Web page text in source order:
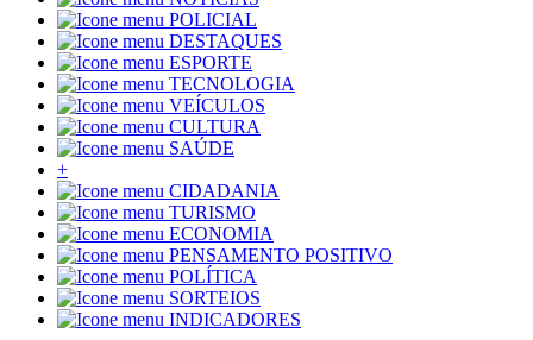
POLICIAL
DESTAQUES
ESPORTE
TECNOLOGIA
VEÍCULOS
CULTURA
SAÚDE
+
CIDADANIA
TURISMO
ECONOMIA
PENSAMENTO POSITIVO
POLÍTICA
SORTEIOS
INDICADORES